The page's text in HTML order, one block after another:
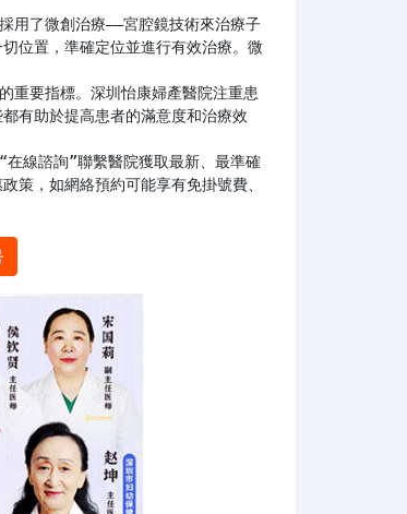
位置，準確定位並進行有效治療。微
有助於提高患者的滿意度和治療效
策，如網絡預約可能享有免掛號費、